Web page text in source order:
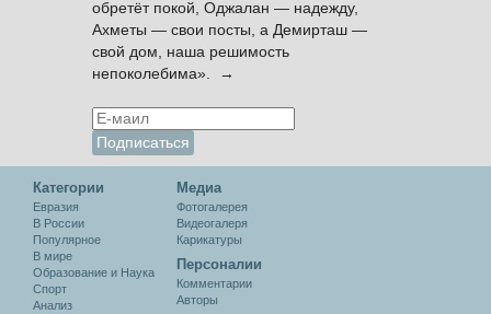
обретёт покой, Оджалан — надежду,
Ахметы — свои посты, а Демирташ —
свой дом, наша решимость
непоколебима». →
Категории
Евразия
В России
Популярное
В мире
Образование и Наука
Спорт
Анализ
Медиа
Фотогалерея
Видеогалеря
Карикатуры
Персоналии
Комментарии
Авторы